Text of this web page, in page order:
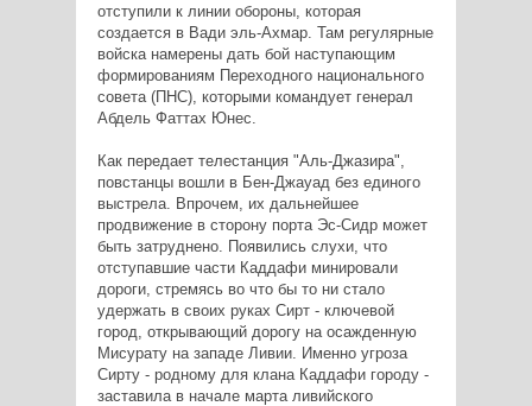
отступили к линии обороны, которая
создается в Вади эль-Ахмар. Там регулярные
войска намерены дать бой наступающим
формированиям Переходного национального
совета (ПНС), которыми командует генерал
Абдель Фаттах Юнес.
Как передает телестанция "Аль-Джазира",
повстанцы вошли в Бен-Джауад без единого
выстрела. Впрочем, их дальнейшее
продвижение в сторону порта Эс-Сидр может
быть затруднено. Появились слухи, что
отступавшие части Каддафи минировали
дороги, стремясь во что бы то ни стало
удержать в своих руках Сирт - ключевой
город, открывающий дорогу на осажденную
Мисурату на западе Ливии. Именно угроза
Сирту - родному для клана Каддафи городу -
заставила в начале марта ливийского